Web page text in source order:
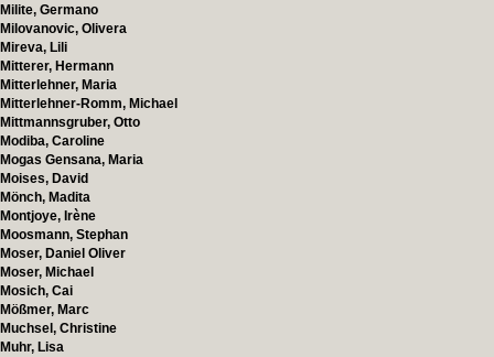
Milite, Germano
Milovanovic, Olivera
Mireva, Lili
Mitterer, Hermann
Mitterlehner, Maria
Mitterlehner-Romm, Michael
Mittmannsgruber, Otto
Modiba, Caroline
Mogas Gensana, Maria
Moises, David
Mönch, Madita
Montjoye, Irène
Moosmann, Stephan
Moser, Daniel Oliver
Moser, Michael
Mosich, Cai
Mößmer, Marc
Muchsel, Christine
Muhr, Lisa